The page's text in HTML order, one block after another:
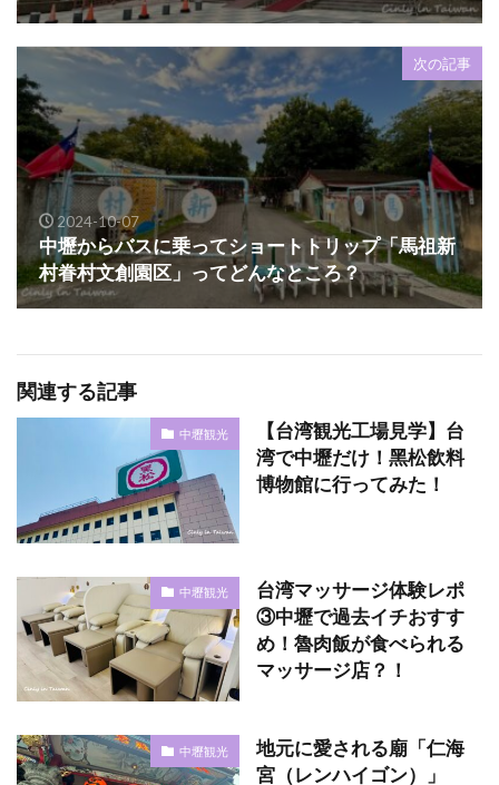
次の記事
2024-10-07
中壢からバスに乗ってショートトリップ「馬祖新
村眷村文創園区」ってどんなところ？
関連する記事
中壢観光
【台湾観光工場見学】台
湾で中壢だけ！黑松飲料
博物館に行ってみた！
中壢観光
台湾マッサージ体験レポ
③中壢で過去イチおすす
め！魯肉飯が食べられる
マッサージ店？！
中壢観光
地元に愛される廟「仁海
宮（レンハイゴン）」